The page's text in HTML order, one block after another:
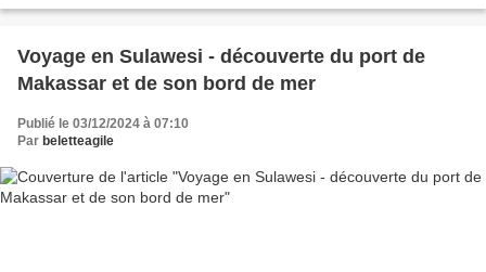
Voyage en Sulawesi - découverte du port de
Makassar et de son bord de mer
Publié le 03/12/2024 à 07:10
Par beletteagile